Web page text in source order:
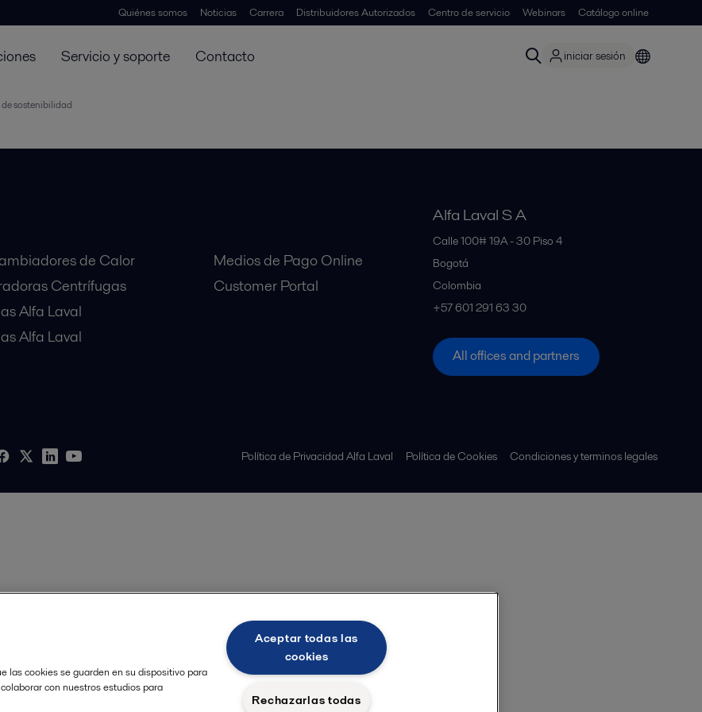
Quiénes somos Noticias Carrera Distribuidores Autorizados Centro de servicio Webinars Catálogo online
Servicio y soporte Contacto iniciar sesión
sostenibilidad
de Calor
Centrífugas
Alfa Laval
Alfa Laval
Medios de Pago Online
Customer Portal
Alfa Laval S A
Calle 100# 19A - 30 Piso 4
Bogotá
Colombia
+57 601 291 63 30
All offices and partners
Política de Privacidad Alfa Laval Política de Cookies Condiciones y terminos legales
las cookies se guarden en su dispositivo para
con nuestros estudios para
Aceptar todas las
cookies
Rechazarlas todas